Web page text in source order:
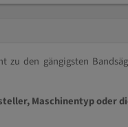
zu den gängigsten
Maschinentyp oder